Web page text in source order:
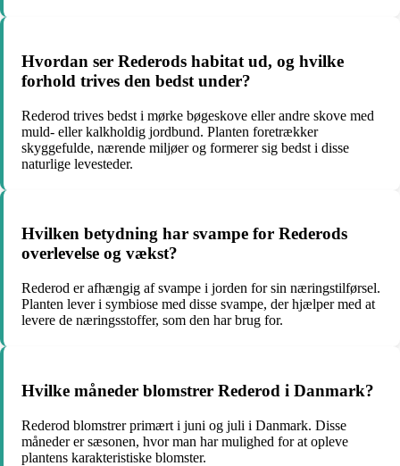
Hvordan ser Rederods habitat ud, og hvilke
forhold trives den bedst under?
Rederod trives bedst i mørke bøgeskove eller andre skove med
muld- eller kalkholdig jordbund. Planten foretrækker
skyggefulde, nærende miljøer og formerer sig bedst i disse
naturlige levesteder.
Hvilken betydning har svampe for Rederods
overlevelse og vækst?
Rederod er afhængig af svampe i jorden for sin næringstilførsel.
Planten lever i symbiose med disse svampe, der hjælper med at
levere de næringsstoffer, som den har brug for.
Hvilke måneder blomstrer Rederod i Danmark?
Rederod blomstrer primært i juni og juli i Danmark. Disse
måneder er sæsonen, hvor man har mulighed for at opleve
plantens karakteristiske blomster.